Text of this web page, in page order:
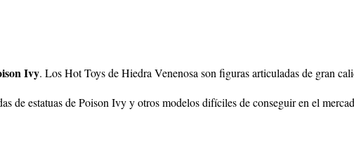
Ivy. Los Hot Toys de Hiedra Venenosa son figuras articuladas de gran
de estatuas de Poison Ivy y otros modelos difíciles de conseguir en el